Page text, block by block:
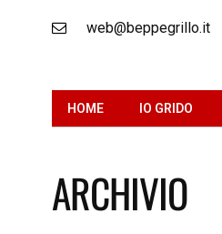
web@beppegrillo.it
HOME IO GRIDO
ARCHIVIO